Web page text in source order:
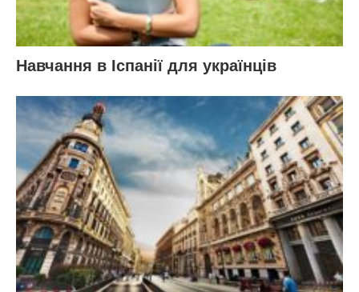
Навчання в Іспанії для українців